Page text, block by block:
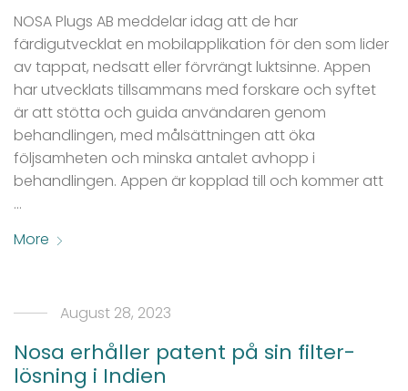
NOSA Plugs AB meddelar idag att de har
färdigutvecklat en mobilapplikation för den som lider
av tappat, nedsatt eller förvrängt luktsinne. Appen
har utvecklats tillsammans med forskare och syftet
är att stötta och guida användaren genom
behandlingen, med målsättningen att öka
följsamheten och minska antalet avhopp i
behandlingen. Appen är kopplad till och kommer att
…
More
August 28, 2023
Nosa erhåller patent på sin filter-
lösning i Indien